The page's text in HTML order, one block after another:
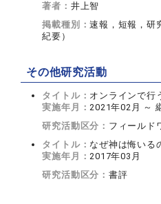
著者： 井上智
掲載種別：速報，短報，研
紀要）
その他研究活動
タイトル： オンラインで行
実施年月：2021年02月 ～
研究活動区分： フィールド
タイトル： なぜ神は悔い
実施年月：2017年03月
研究活動区分： 書評